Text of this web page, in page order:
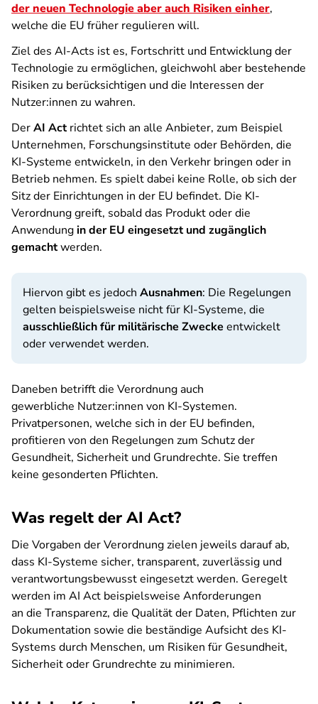
der neuen Technologie aber auch Risiken einher,
welche die EU früher regulieren will.
Ziel des AI-Acts ist es, Fortschritt und Entwicklung der
Technologie zu ermöglichen, gleichwohl aber bestehende
Risiken zu berücksichtigen und die Interessen der
Nutzer:innen zu wahren.
DerAI Actrichtet sich an alle Anbieter, zum Beispiel
Unternehmen, Forschungsinstitute oder Behörden, die
KI-Systeme entwickeln, in den Verkehr bringen oder in
Betrieb nehmen. Es spielt dabei keine Rolle, ob sich der
Sitz der Einrichtungen in der EU befindet. Die KI-
Verordnung greift, sobald das Produkt oder die
Anwendungin der EU eingesetzt und zugänglich
gemachtwerden.
Hiervon gibt es jedoch Ausnahmen: Die Regelungen
gelten beispielsweise nicht für KI-Systeme, die
ausschließlich für militärische Zwecke entwickelt
oder verwendet werden.
Daneben betrifft die Verordnung auch
gewerbliche Nutzer:innen von KI-Systemen.
Privatpersonen, welche sich in der EU befinden,
profitieren von den Regelungen zum Schutz der
Gesundheit, Sicherheit und Grundrechte. Sie treffen
keine gesonderten Pflichten.
Was regelt der AI Act?
Die Vorgaben der Verordnung zielen jeweils darauf ab,
dass KI-Systeme sicher, transparent, zuverlässig und
verantwortungsbewusst eingesetzt werden. Geregelt
werden im AI Act beispielsweise Anforderungen
an die Transparenz, die Qualität der Daten, Pflichten zur
Dokumentation sowie die beständige Aufsicht des KI-
Systems durch Menschen, um Risiken für Gesundheit,
Sicherheit oder Grundrechte zu minimieren.